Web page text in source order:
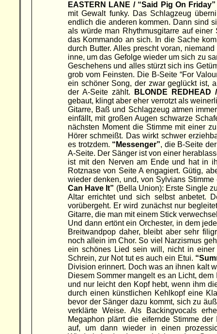
EASTERN LANE / “Said Pig On Friday”
mit Gewalt funky. Das Schlagzeug
endlich die anderen kommen. Dann sind
als würde man Rhythmusgitarre auf
das Kommando an sich. In die Sache
durch Butter. Alles prescht voran,
inne, um das Gefolge wieder um sich zu
Geschehens und alles stürzt sich ins
grob vom Feinsten. Die B-Seite “For
ein schöner Song, der zwar geglückt ist,
der A-Seite zählt.
BLONDE REDHEAD
gebaut, klingt aber eher verrotzt als
Gitarre, Baß und Schlagzeug atmen
einfällt, mit großen Augen schwarze
nächsten Moment die Stimme mit einer
Hörer schmeißt. Das wirkt schwer
es trotzdem. “Messenger”, die B-Seite
A-Seite. Der Sänger ist von einer
ist mit den Nerven am Ende und hat in
Rotznase von Seite A engagiert. Gütig,
wieder denken, und, von Sylvians
Can Have It” (Bella Union): Erste Single
Altar errichtet und sich selbst anbetet.
vorübergeht. Er wird zunächst nur
Gitarre, die man mit einem Stick
Und dann ertönt ein Orchester, in dem
Breitwandpop daher, bleibt aber sehr
noch allein im Chor. So viel Narzismus
ein schönes Lied sein will, nicht in
Schrein, zur Not tut es auch ein Etui.
Division erinnert. Doch was an ihnen kalt
Diesem Sommer mangelt es an Licht,
und nur leicht den Kopf hebt, wenn ihm
durch einen künstlichen Kehlkopf eine
bevor der Sänger dazu kommt, sich zu
verklärte Weise. Als Backingvocals
Megaphon plärrt die eifernde Stimme
auf, um dann wieder in einen